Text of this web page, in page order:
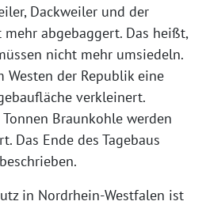
Dackweiler und der
abgebaggert. Das heißt,
nicht mehr umsiedeln.
der Republik eine
verkleinert.
Braunkohle werden
Das Ende des Tagebaus
in Nordrhein-Westfalen ist